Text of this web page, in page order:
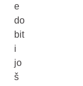
e
do
bit
i
jo
š